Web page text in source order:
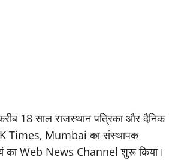
18 साल राजस्थान पत्रिका और दैनिक
Times, Mumbai का संस्थापक
का Web News Channel शुरू किया।